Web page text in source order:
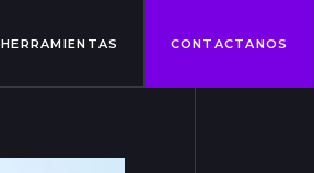
HERRAMIENTAS CONTACTANOS